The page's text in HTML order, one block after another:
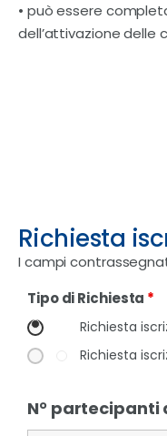
• può essere
dell’attivazione delle
Richiesta
I campi
Tipo di Richiesta *
Richiesta
Richiesta
N° partecipanti